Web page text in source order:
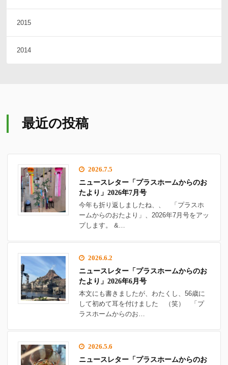
2015
2014
最近の投稿
2026.7.5
ニュースレター「プラスホームからのお
たより」2026年7月号
今年も折り返しましたね、、 「プラスホ
ームからのおたより」、2026年7月号をアッ
プします。 &…
2026.6.2
ニュースレター「プラスホームからのお
たより」2026年6月号
本文にも書きましたが、わたくし、56歳に
して初めて耳を付けました （笑） 「プ
ラスホームからのお…
2026.5.6
ニュースレター「プラスホームからのお